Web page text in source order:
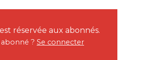
réservée aux abonnés.
abonné ? Se connecter